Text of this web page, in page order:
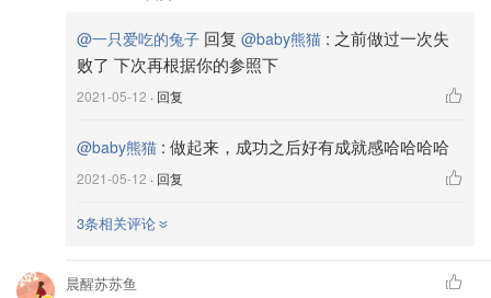
1cup的韩国辣椒粉
把白菜切成块状，可以大一点，我喜欢大块的，感觉这样咬
喜欢整颗的话，就只要切半就好！
@一只爱吃的兔子 回复 @baby熊猫 : 之前做过一次失
败了 下次再根据你的参照下
2021-05-12 · 回复
@baby熊猫 : 做起来，成功之后好有成就感哈哈哈哈
2021-05-12 · 回复
3条相关评论
晨醒苏苏鱼